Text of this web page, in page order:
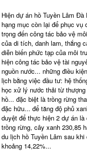
Hiện dự án hồ Tuyền Lâm
hạng mục còn lại để phục vụ
trọng đến công tác bảo vệ
của di tích, danh lam, thắng
diễn biến phức tạp của môi
hiện công tác bảo vệ tài
nguồn nước... những điều
lịch bằng việc đầu tư: hệ
học xử lý nước thải từ
hồ... đặc biệt là trồng rừng
đặc hữu... để tăng độ phủ
duyệt để thực hiện 2 dự án
trồng rừng, cây xanh 230,85
du lịch hồ Tuyền Lâm sau
khoảng 14,22%...